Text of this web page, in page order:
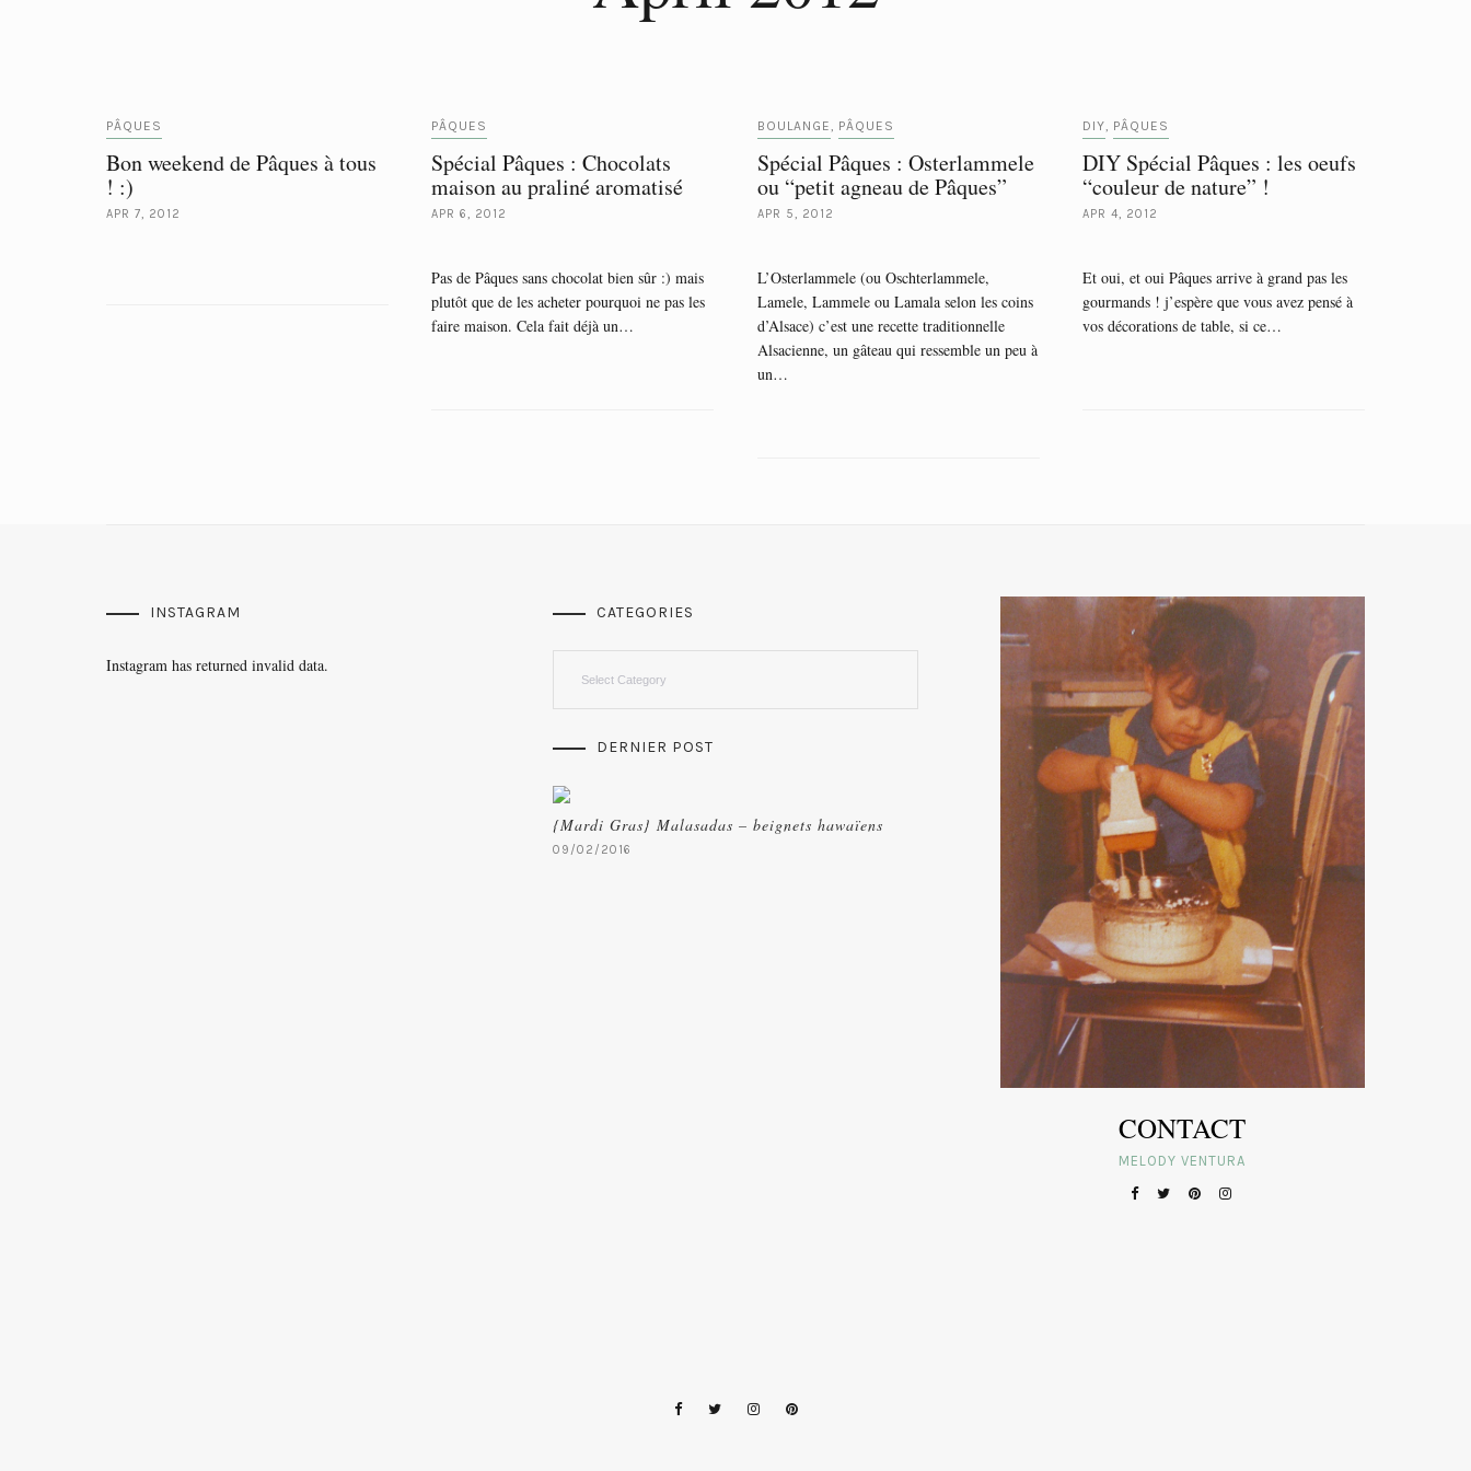
PÂQUES
Bon weekend de Pâques à tous
! :)
APR 7, 2012
PÂQUES
Spécial Pâques : Chocolats
maison au praliné aromatisé
APR 6, 2012
Pas de Pâques sans chocolat bien sûr :) mais
plutôt que de les acheter pourquoi ne pas les
faire maison. Cela fait déjà un…
BOULANGE, PÂQUES
Spécial Pâques : Osterlammele
ou “petit agneau de Pâques”
APR 5, 2012
L’Osterlammele (ou Oschterlammele,
Lamele, Lammele ou Lamala selon les coins
d’Alsace) c’est une recette traditionnelle
Alsacienne, un gâteau qui ressemble un peu à
un…
DIY, PÂQUES
DIY Spécial Pâques : les oeufs
“couleur de nature” !
APR 4, 2012
Et oui, et oui Pâques arrive à grand pas les
gourmands ! j’espère que vous avez pensé à
vos décorations de table, si ce…
INSTAGRAM
Instagram has returned invalid data.
CATEGORIES
DERNIER POST
{Mardi Gras} Malasadas – beignets hawaïens
09/02/2016
CONTACT
MELODY VENTURA